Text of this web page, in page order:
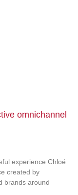
omnichannel
experience Chloé
created by
brands around